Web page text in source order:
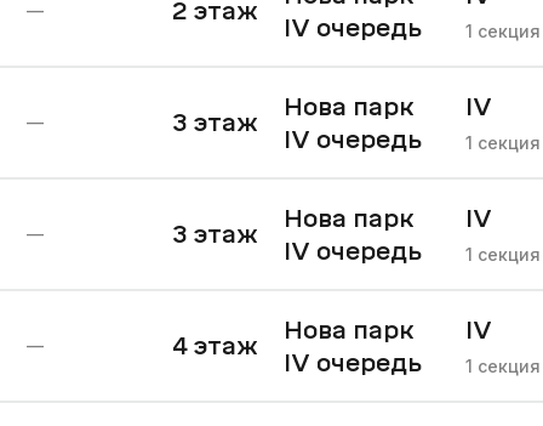
— 2 этаж
IV очередь
1 секция
— 3 этаж
Нова парк
IV очередь
IV
1 секция
— 3 этаж
Нова парк
IV очередь
IV
1 секция
— 4 этаж
Нова парк
IV очередь
IV
1 секция